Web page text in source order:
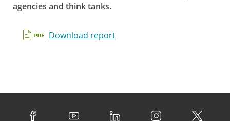
agencies and think tanks.
Download report